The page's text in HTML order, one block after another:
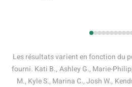
Les résultats varient en fonction du
fourni. Kati B., Ashley G., Marie-
M., Kyle S., Marina C., Josh W.,